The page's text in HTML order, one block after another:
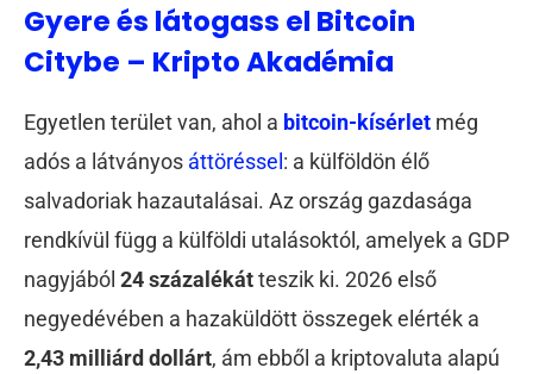
Gyere és látogass el Bitcoin
Citybe – Kripto Akadémia
Egyetlen terület van, ahol a bitcoin-kísérlet még
adós a látványos áttöréssel : a külföldön élő
salvadoriak hazautalásai. Az ország gazdasága
rendkívül függ a külföldi utalásoktól, amelyek a GDP
nagyjából 24 százalékátteszik ki. 2026 első
negyedévében a hazaküldött összegek elérték a
2,43 milliárd dollárt, ám ebből a kriptovaluta alapú